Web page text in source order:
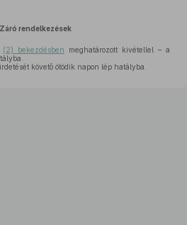
Záró rendelkezések
(2) bekezdésben meghatározott kivétellel – a
követő ötödik napon lép hatályba.